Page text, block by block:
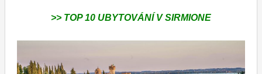
>> TOP 10 UBYTOVÁNÍ V SIRMIONE